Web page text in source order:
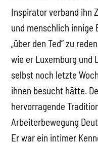
Inspirator verband ihn
und menschlich innige
„über den Ted“ zu
wie er Luxemburg und
selbst noch letzte
ihnen besucht hätte.
hervorragende
Arbeiterbewegung
Er war ein intimer